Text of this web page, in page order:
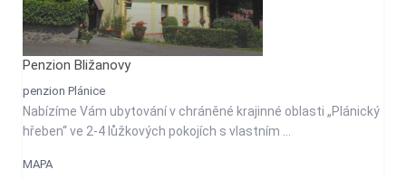
Penzion Bližanovy
penzion Plánice
Nabízíme Vám ubytování v chráněné krajinné oblasti „Plánický
hřeben“ ve 2-4 lůžkových pokojích s vlastním ...
MAPA